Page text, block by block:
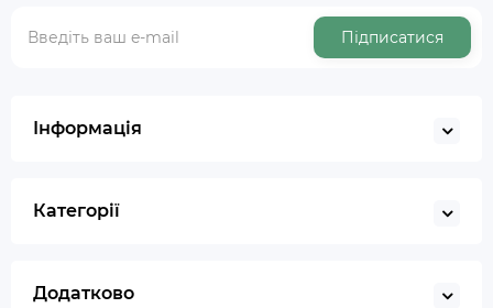
Підписатися
Інформація
Категорії
Додатково